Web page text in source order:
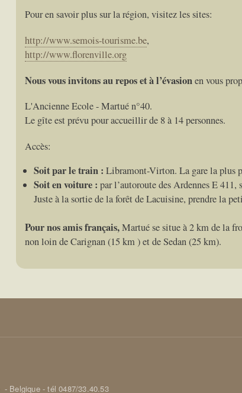
Pour en savoir plus sur la région, visitez les sites:
http://www.semois-tourisme.be,
http://www.florenville.org
Nous vous invitons au repos et à l’évasionen vous
L'Ancienne Ecole - Martué n°40.
Le gîte est prévu pour accueillir de 8 à 14 personnes.
Accès:
Soit par le train : Libramont-Virton. La gare la plus
Soit en voiture : par l’autoroute des Ardennes E
Juste à la sortie de la forêt de Lacuisine, prendre la
Pour nos amis français,Martué se situe à 2 km de la
non loin de Carignan (15 km ) et de Sedan (25 km).
- Belgique - tél 0487/33.40.53